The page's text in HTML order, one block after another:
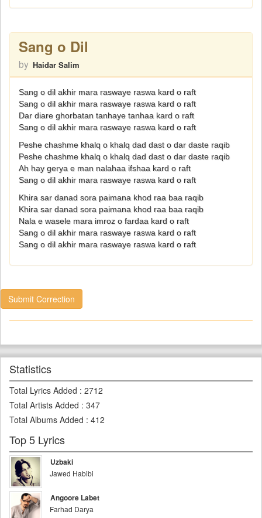
Sang o Dil
by Haidar Salim
Sang o dil akhir mara raswaye raswa kard o raft
Sang o dil akhir mara raswaye raswa kard o raft
Dar diare ghorbatan tanhaye tanhaa kard o raft
Sang o dil akhir mara raswaye raswa kard o raft
Peshe chashme khalq o khalq dad dast o dar daste raqib
Peshe chashme khalq o khalq dad dast o dar daste raqib
Ah hay gerya e man nalahaa ifshaa kard o raft
Sang o dil akhir mara raswaye raswa kard o raft
Khira sar danad sora paimana khod raa baa raqib
Khira sar danad sora paimana khod raa baa raqib
Nala e wasele mara imroz o fardaa kard o raft
Sang o dil akhir mara raswaye raswa kard o raft
Sang o dil akhir mara raswaye raswa kard o raft
Submit Correction
Statistics
Total Lyrics Added : 2712
Total Artists Added : 347
Total Albums Added : 412
Top 5 Lyrics
Uzbaki
Jawed Habibi
Angoore Labet
Farhad Darya